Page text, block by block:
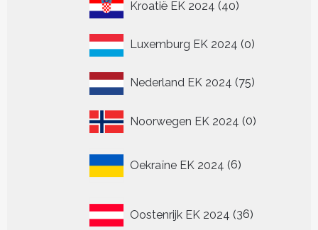
Kroatië EK 2024 40
Luxemburg EK 2024 00
Nederland EK 2024 7575
Noorwegen EK 2024 00
Oekraïne EK 2024 6
producten
Oostenrijk EK 2024 36
producten